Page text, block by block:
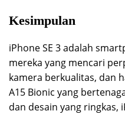
Kesimpulan
iPhone SE 3 adalah
mereka yang mencari
kamera berkualitas, dan
A15 Bionic yang
dan desain yang ringkas,